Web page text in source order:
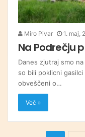
Miro Pivar 1. maj,
Na Podrečju
Danes zjutraj smo
so bili poklicni gasilci
obveščeni o…
Več »